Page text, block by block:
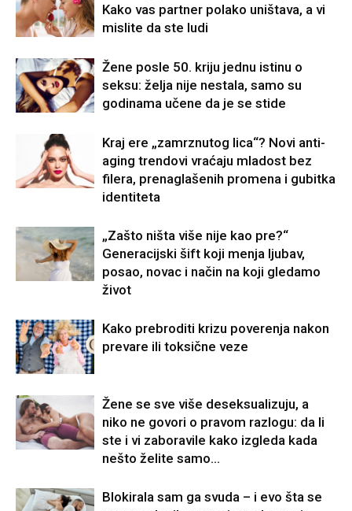
Kako vas partner polako uništava, a vi
mislite da ste ludi
Žene posle 50. kriju jednu istinu o
seksu: želja nije nestala, samo su
godinama učene da je se stide
Kraj ere „zamrznutog lica“? Novi anti-
aging trendovi vraćaju mladost bez
filera, prenaglašenih promena i gubitka
identiteta
„Zašto ništa više nije kao pre?“
Generacijski šift koji menja ljubav,
posao, novac i način na koji gledamo
život
Kako prebroditi krizu poverenja nakon
prevare ili toksične veze
Žene se sve više deseksualizuju, a
niko ne govori o pravom razlogu: da li
ste i vi zaboravile kako izgleda kada
nešto želite samo...
Blokirala sam ga svuda – i evo šta se